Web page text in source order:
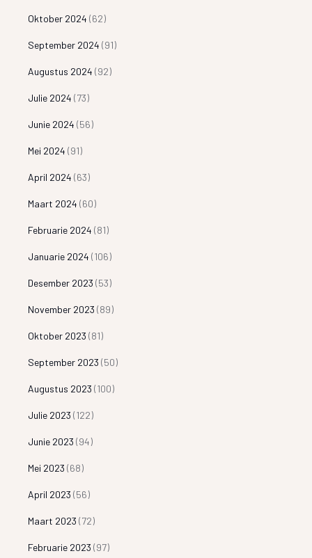
Oktober 2024 (62)
September 2024 (91)
Augustus 2024 (92)
Julie 2024 (73)
Junie 2024 (56)
Mei 2024 (91)
April 2024 (63)
Maart 2024 (60)
Februarie 2024 (81)
Januarie 2024 (106)
Desember 2023 (53)
November 2023 (89)
Oktober 2023 (81)
September 2023 (50)
Augustus 2023 (100)
Julie 2023 (122)
Junie 2023 (94)
Mei 2023 (68)
April 2023 (56)
Maart 2023 (72)
Februarie 2023 (97)